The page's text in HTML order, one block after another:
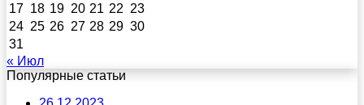
17 18 19 20 21 22 23
24 25 26 27 28 29 30
31
« Июл
Популярные статьи